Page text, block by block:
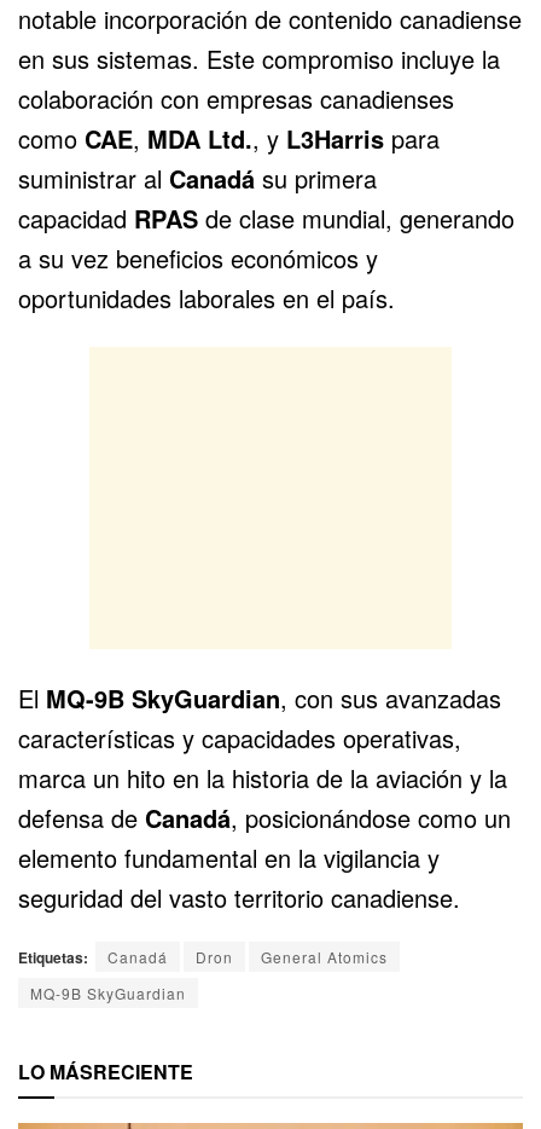
notable incorporación de contenido canadiense
en sus sistemas. Este compromiso incluye la
colaboración con empresas canadienses
como CAE, MDA Ltd., y L3Harris para
suministrar al Canadá su primera
capacidad RPAS de clase mundial, generando
a su vez beneficios económicos y
oportunidades laborales en el país.
El MQ-9B SkyGuardian, con sus avanzadas
características y capacidades operativas,
marca un hito en la historia de la aviación y la
defensa de Canadá, posicionándose como un
elemento fundamental en la vigilancia y
seguridad del vasto territorio canadiense.
Etiquetas: Canadá Dron
General Atomics
MQ-9B SkyGuardian
LO MÁSRECIENTE